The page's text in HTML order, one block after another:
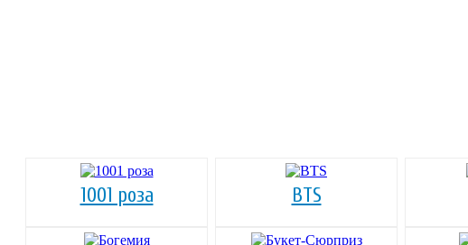
1001 роза BTS